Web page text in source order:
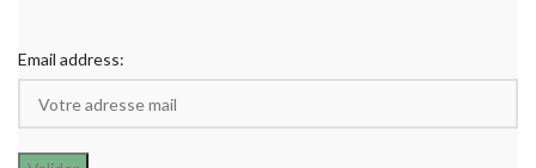
Email address: